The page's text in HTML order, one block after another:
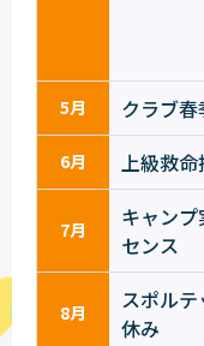
5月 クラブ
6月 上級救命
7月
キャン
センス
8月
スポル
休み